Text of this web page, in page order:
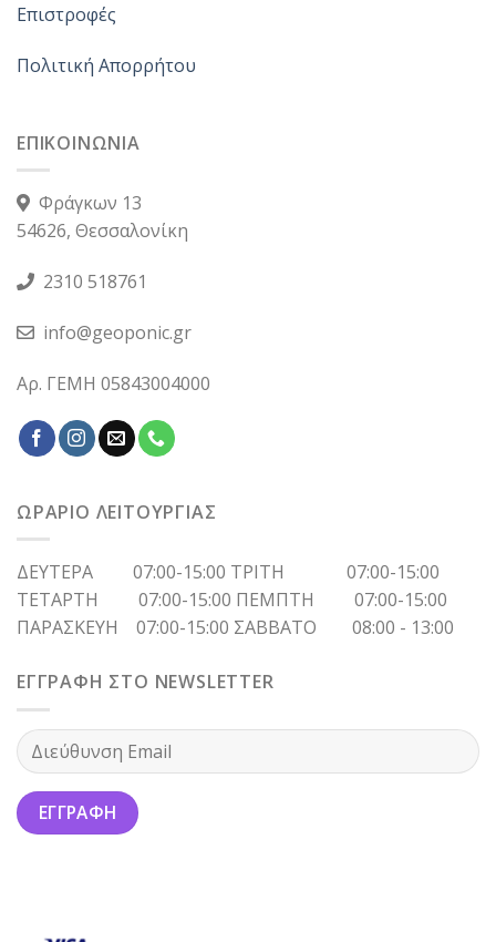
Επιστροφές
Πολιτική Απορρήτου
ΕΠΙΚΟΙΝΩΝΙΑ
Φράγκων 13
54626, Θεσσαλονίκη
2310 518761
info@geoponic.gr
Αρ. ΓΕΜΗ 05843004000
ΩΡΑΡΙΟ ΛΕΙΤΟΥΡΓΙΑΣ
ΔΕΥΤΕΡΑ 07:00-15:00 ΤΡΙΤΗ 07:00-15:00
ΤΕΤΑΡΤΗ 07:00-15:00 ΠΕΜΠΤΗ 07:00-15:00
ΠΑΡΑΣΚΕΥΗ 07:00-15:00 ΣΑΒΒΑΤΟ 08:00 - 13:00
ΕΓΓΡΑΦΗ ΣΤΟ NEWSLETTER